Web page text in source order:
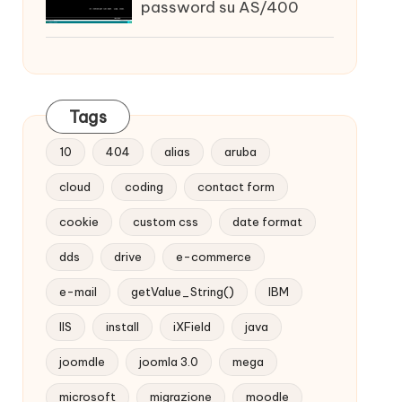
password su AS/400
Tags
10 404 alias aruba
cloud coding contact form
cookie custom css date format
dds drive e-commerce
e-mail getValue_String() IBM
IIS install iXField java
joomdle joomla 3.0 mega
microsoft migrazione moodle